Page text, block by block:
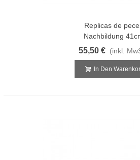
Replicas de
Nachbildung
55,50 € (inkl.
In Den